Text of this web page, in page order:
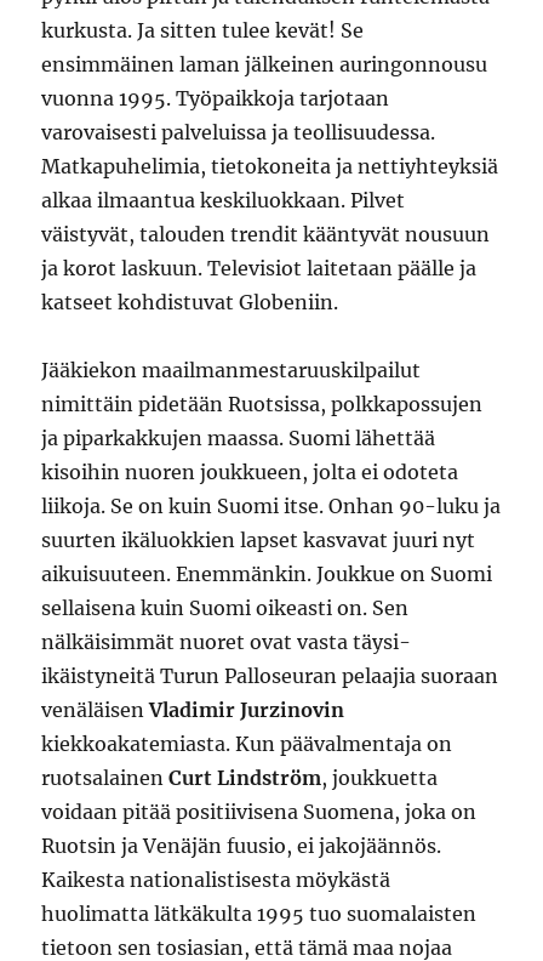
kurkusta. Ja sitten tulee kevät! Se
ensimmäinen laman jälkeinen auringonnousu
vuonna 1995. Työpaikkoja tarjotaan
varovaisesti palveluissa ja teollisuudessa.
Matkapuhelimia, tietokoneita ja nettiyhteyksiä
alkaa ilmaantua keskiluokkaan. Pilvet
väistyvät, talouden trendit kääntyvät nousuun
ja korot laskuun. Televisiot laitetaan päälle ja
katseet kohdistuvat Globeniin.
Jääkiekon maailmanmestaruuskilpailut
nimittäin pidetään Ruotsissa, polkkapossujen
ja piparkakkujen maassa. Suomi lähettää
kisoihin nuoren joukkueen, jolta ei odoteta
liikoja. Se on kuin Suomi itse. Onhan 90-luku ja
suurten ikäluokkien lapset kasvavat juuri nyt
aikuisuuteen. Enemmänkin. Joukkue on Suomi
sellaisena kuin Suomi oikeasti on. Sen
nälkäisimmät nuoret ovat vasta täysi-
ikäistyneitä Turun Palloseuran pelaajia suoraan
venäläisenVladimir Jurzinovin
kiekkoakatemiasta. Kun päävalmentaja on
ruotsalainenCurt Lindström, joukkuetta
voidaan pitää positiivisena Suomena, joka on
Ruotsin ja Venäjän fuusio, ei jakojäännös.
Kaikesta nationalistisesta möykästä
huolimatta lätkäkulta 1995 tuo suomalaisten
tietoon sen tosiasian, että tämä maa nojaa